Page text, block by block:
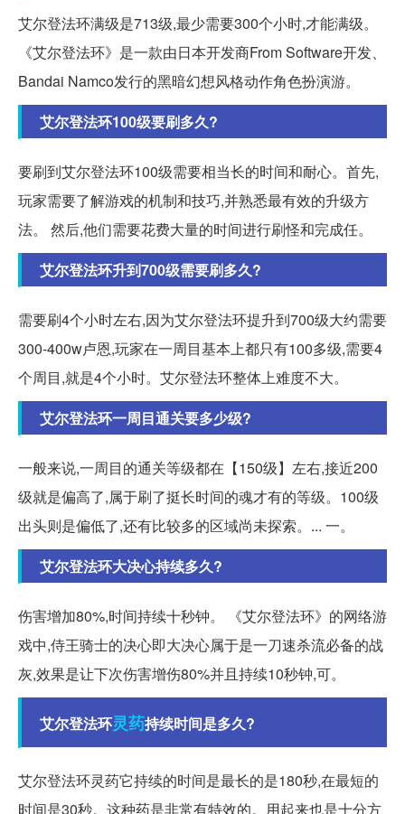
艾尔登法环满级是713级,最少需要300个小时,才能满级。
《艾尔登法环》是一款由日本开发商From Software开发、
Bandai Namco发行的黑暗幻想风格动作角色扮演游。
艾尔登法环100级要刷多久?
要刷到艾尔登法环100级需要相当长的时间和耐心。首先,
玩家需要了解游戏的机制和技巧,并熟悉最有效的升级方
法。 然后,他们需要花费大量的时间进行刷怪和完成任。
艾尔登法环升到700级需要刷多久?
需要刷4个小时左右,因为艾尔登法环提升到700级大约需要
300-400w卢恩,玩家在一周目基本上都只有100多级,需要4
个周目,就是4个小时。艾尔登法环整体上难度不大。
艾尔登法环一周目通关要多少级?
一般来说,一周目的通关等级都在【150级】左右,接近200
级就是偏高了,属于刷了挺长时间的魂才有的等级。100级
出头则是偏低了,还有比较多的区域尚未探索。... 一。
艾尔登法环大决心持续多久?
伤害增加80%,时间持续十秒钟。 《艾尔登法环》的网络游
戏中,侍王骑士的决心即大决心属于是一刀速杀流必备的战
灰,效果是让下次伤害增伤80%并且持续10秒钟,可。
艾尔登法环灵药持续时间是多久?
艾尔登法环灵药它持续的时间是最长的是180秒,在最短的
时间是30秒。这种药是非常有特效的。用起来也是十分方